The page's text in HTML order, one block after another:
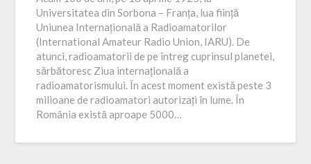
Universitatea din Sorbona – Franța, lua ființă
Uniunea Internațională a Radioamatorilor
(International Amateur Radio Union, IARU). De
atunci, radioamatorii de pe întreg cuprinsul planetei,
sărbătoresc Ziua internațională a
radioamatorismului. În acest moment există peste 3
milioane de radioamatori autorizați în lume. În
România există aproape 5000…